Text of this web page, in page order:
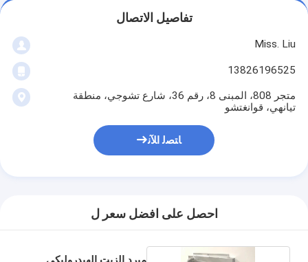
تفاصيل الاتصال
Miss. Liu
13826196525
متجر 808، المبنى 8، رقم 36، شارع تشوجي، منطقة
تيانهي، قوانغتشو
ﺎﺘﺼﻟ ﺍﻶﻧ
احصل على افضل سعر ل